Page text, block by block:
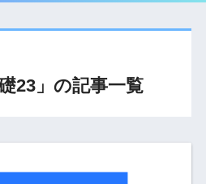
23」の記事一覧